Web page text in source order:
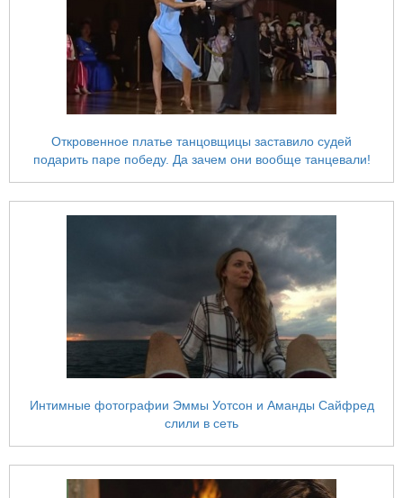
Откровенное платье танцовщицы заставило судей
подарить паре победу. Да зачем они вообще танцевали!
Интимные фотографии Эммы Уотсон и Аманды Сайфред
слили в сеть